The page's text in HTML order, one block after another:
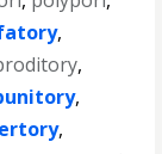
,
,
,
,